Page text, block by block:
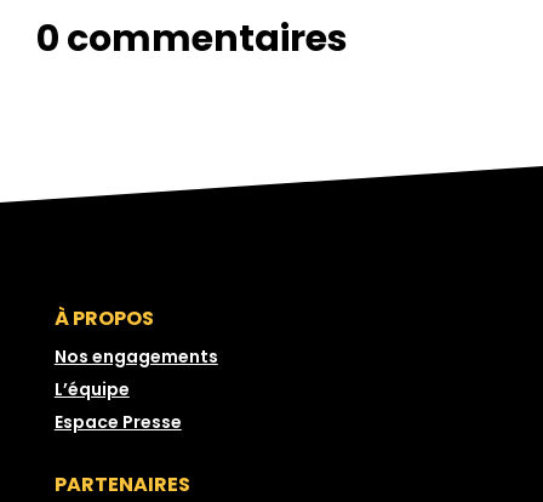
0 commentaires
À PROPOS
Nos engagements
L’équipe
Espace Presse
PARTENAIRES